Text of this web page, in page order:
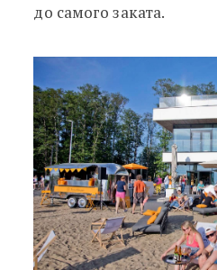
до самого заката.